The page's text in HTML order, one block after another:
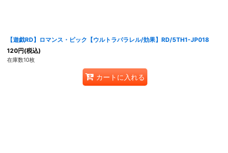
【遊戯RD】ロマンス・ピック【ウルトラパラレル/効果】RD/5TH1-JP018
120円(税込)
在庫数10枚
カートに入れる